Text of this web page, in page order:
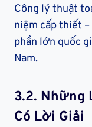
Công lý thuật
niệm cấp thiết
phần lớn quốc
Nam.
3.2. Những
Có Lời Giải